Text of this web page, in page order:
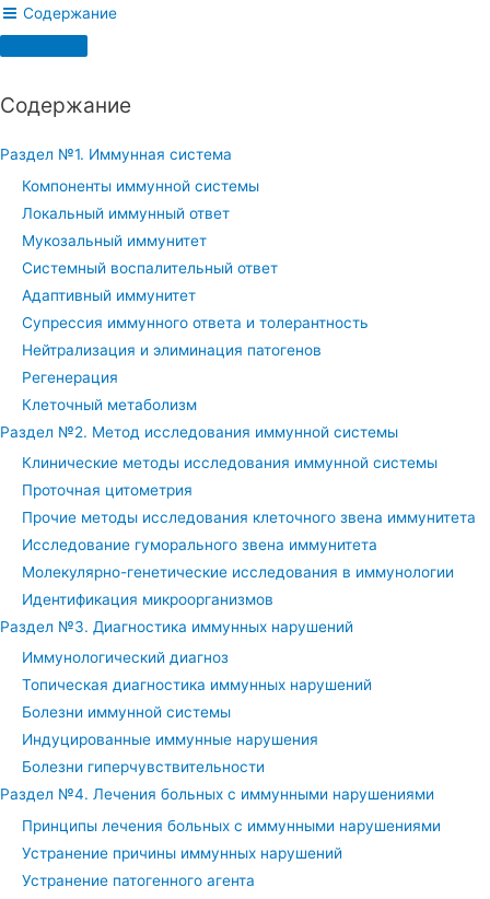
Содержание
Содержание
Раздел №1. Иммунная система
Компоненты иммунной системы
Локальный иммунный ответ
Мукозальный иммунитет
Системный воспалительный ответ
Адаптивный иммунитет
Супрессия иммунного ответа и толерантность
Нейтрализация и элиминация патогенов
Регенерация
Клеточный метаболизм
Раздел №2. Метод исследования иммунной системы
Клинические методы исследования иммунной системы
Проточная цитометрия
Прочие методы исследования клеточного звена иммунитета
Исследование гуморального звена иммунитета
Молекулярно-генетические исследования в иммунологии
Идентификация микроорганизмов
Раздел №3. Диагностика иммунных нарушений
Иммунологический диагноз
Топическая диагностика иммунных нарушений
Болезни иммунной системы
Индуцированные иммунные нарушения
Болезни гиперчувствительности
Раздел №4. Лечения больных с иммунными нарушениями
Принципы лечения больных с иммунными нарушениями
Устранение причины иммунных нарушений
Устранение патогенного агента